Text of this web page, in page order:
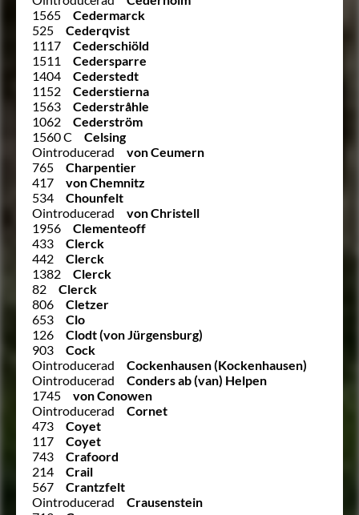
1565
Cedermarck
525
Cederqvist
1117
Cederschiöld
1511
Cedersparre
1404
Cederstedt
1152
Cederstierna
1563
Cederstråhle
1062
Cederström
1560 C
Celsing
Ointroducerad
von Ceumern
765
Charpentier
417
von Chemnitz
534
Chounfelt
Ointroducerad
von Christell
1956
Clementeoff
433
Clerck
442
Clerck
1382
Clerck
82
Clerck
806
Cletzer
653
Clo
126
Clodt (von Jürgensburg)
903
Cock
Ointroducerad
Cockenhausen (Kockenhausen)
Ointroducerad
Conders ab (van) Helpen
1745
von Conowen
Ointroducerad
Cornet
473
Coyet
117
Coyet
743
Crafoord
214
Crail
567
Crantzfelt
Ointroducerad
Crausenstein